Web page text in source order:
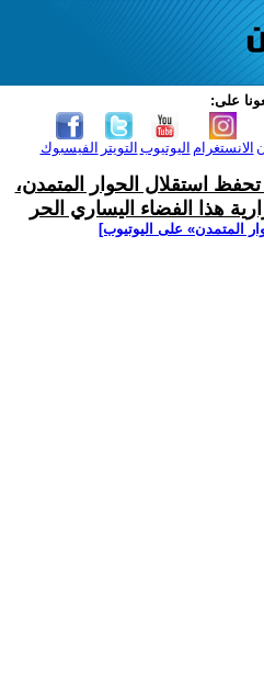
على:
الفيسبوك التويتر اليوتيوب الانستغرام
تحفظ استقلال الحوار المتمدن،
هذا الفضاء اليساري الحر
المتمدن» على اليوتيوب]